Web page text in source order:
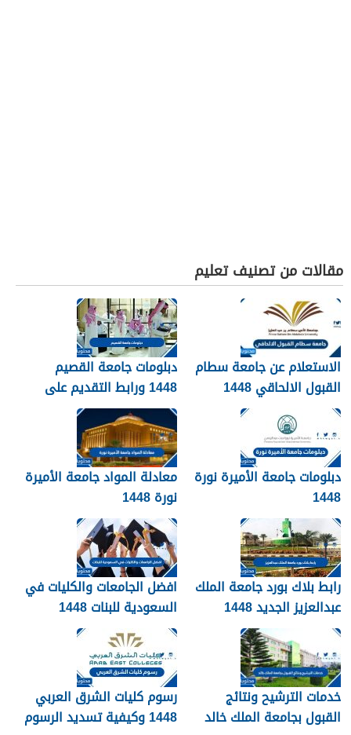
مقالات من تصنيف تعليم
الاستعلام عن جامعة سطام
القبول الالحاقي 1448
دبلومات جامعة القصيم
1448 ورابط التقديم على
دبلومات جامعة القصيم
qudcss.com
دبلومات جامعة الأميرة نورة
1448
معادلة المواد جامعة الأميرة
نورة 1448
رابط بلاك بورد جامعة الملك
عبدالعزيز الجديد 1448
blackboard kau
افضل الجامعات والكليات في
السعودية للبنات 1448
خدمات الترشيح ونتائج
القبول بجامعة الملك خالد
رسوم كليات الشرق العربي
1448 وكيفية تسديد الرسوم